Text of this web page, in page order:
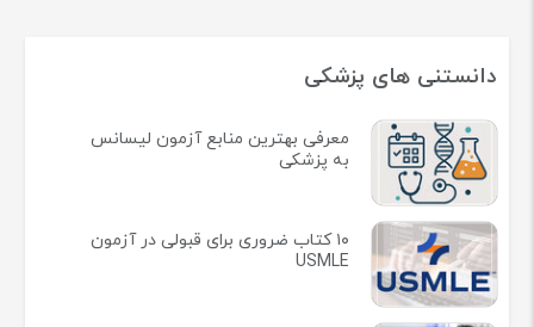
دانستنی های پزشکی
معرفی بهترین منابع آزمون لیسانس
به پزشکی
۱۰ کتاب ضروری برای قبولی در آزمون
USMLE